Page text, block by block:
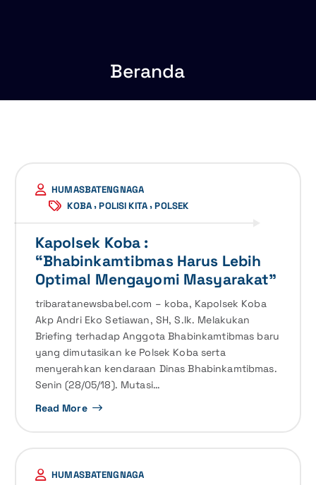
Beranda
HUMASBATENGNAGA
KOBA,POLISI KITA,POLSEK
Kapolsek Koba :
“Bhabinkamtibmas Harus Lebih
Optimal Mengayomi Masyarakat”
tribaratanewsbabel.com – koba, Kapolsek Koba
Akp Andri Eko Setiawan, SH, S.Ik. Melakukan
Briefing terhadap Anggota Bhabinkamtibmas baru
yang dimutasikan ke Polsek Koba serta
menyerahkan kendaraan Dinas Bhabinkamtibmas.
Senin (28/05/18). Mutasi…
Read More
HUMASBATENGNAGA